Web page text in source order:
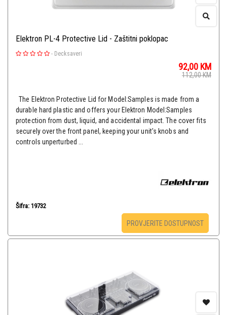
Elektron PL-4 Protective Lid - Zaštitni poklopac
- Decksaveri
92,00 KM
112,00KM
The Elektron Protective Lid for Model:Samples is made from a
durable hard plastic and offers your Elektron Model:Samples
protection from dust, liquid, and accidental impact. The cover fits
securely over the front panel, keeping your unit's knobs and
controls unperturbed ...
Šifra: 19732
PROVJERITE DOSTUPNOST